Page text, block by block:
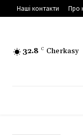
Наші контакти Про
32.8 C Cherkasy